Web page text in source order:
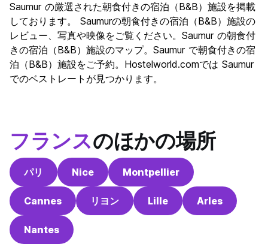
文化
10.0
ナイトライフ
2.0
コストパフォーマンス
8.0
Saumur の厳選された朝食付きの宿泊（B&B）施設を掲載
しております。 Saumurの朝食付きの宿泊（B&B）施設の
レビュー、写真や映像をご覧ください。Saumur の朝食付
きの宿泊（B&B）施設のマップ。Saumur で朝食付きの宿
泊（B&B）施設をご予約。Hostelworld.comでは Saumur
でのベストレートが見つかります。
フランスのほかの場所
パリ Nice Montpellier
Cannes リヨン Lille Arles
Nantes